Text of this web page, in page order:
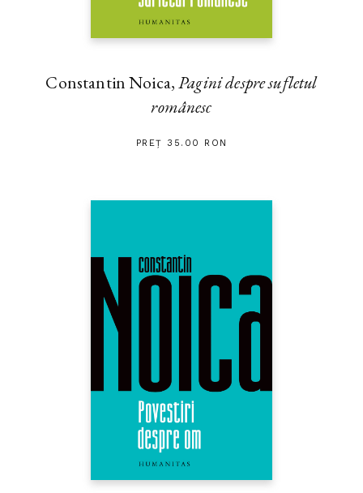
Constantin Noica,Pagini despre sufletul
românesc
PREȚ 35.00 RON